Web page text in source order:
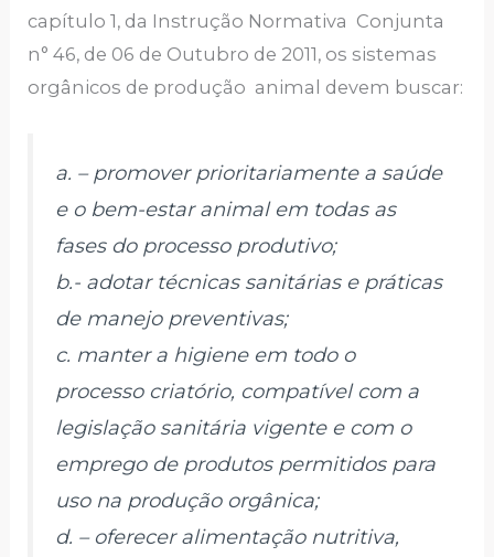
capítulo 1, da Instrução Normativa Conjunta
n° 46, de 06 de Outubro de 2011, os sistemas
orgânicos de produção animal devem buscar:
a. – promover prioritariamente a saúde
e o bem-estar animal em todas as
fases do processo produtivo;
b.- adotar técnicas sanitárias e práticas
de manejo preventivas;
c. manter a higiene em todo o
processo criatório, compatível com a
legislação sanitária vigente e com o
emprego de produtos permitidos para
uso na produção orgânica;
d. – oferecer alimentação nutritiva,